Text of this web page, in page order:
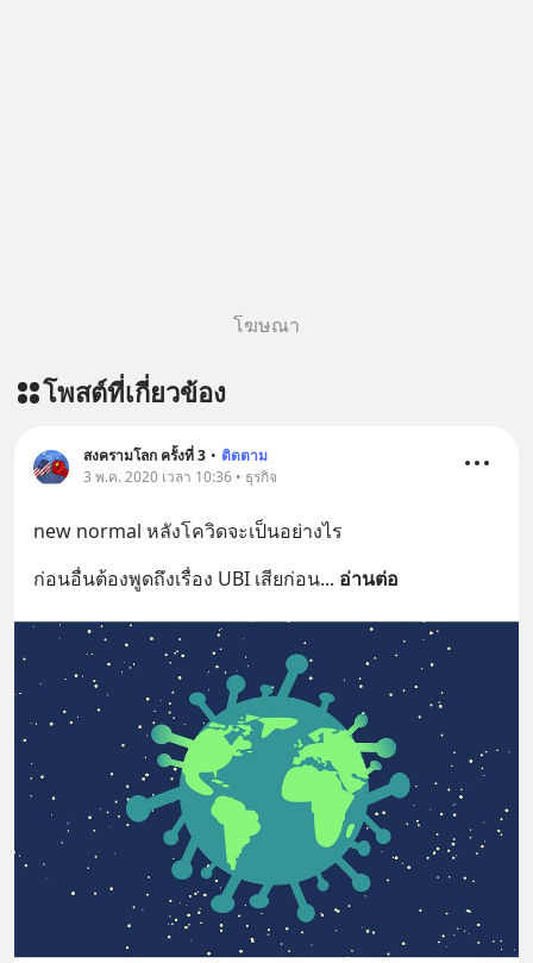
โฆษณา
โพสต์ที่เกี่ยวข้อง
สงครามโลก ครั้งที่ 3 • ติดตาม
3 พ.ค. 2020 เวลา 10:36 • ธุรกิจ
new normal หลังโควิดจะเป็นอย่างไร
ก่อนอื่นต้องพูดถึงเรื่อง UBI เสียก่อน... อ่านต่อ